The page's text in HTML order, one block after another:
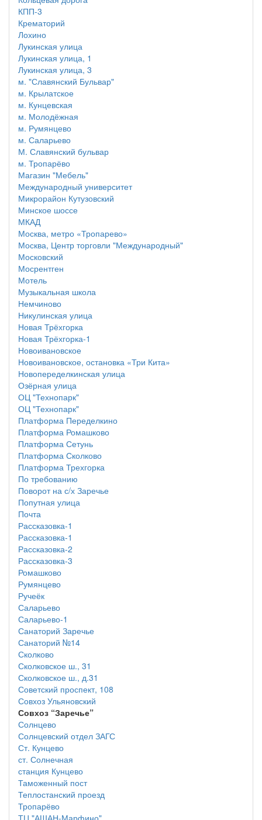
КПП-3
Крематорий
Лохино
Лукинская улица
Лукинская улица, 1
Лукинская улица, 3
м. "Славянский Бульвар"
м. Крылатское
м. Кунцевская
м. Молодёжная
м. Румянцево
м. Саларьево
М. Славянский бульвар
м. Тропарёво
Магазин "Мебель"
Международный университет
Микрорайон Кутузовский
Минское шоссе
МКАД
Москва, метро «Тропарево»
Москва, Центр торговли "Международный"
Московский
Мосрентген
Мотель
Музыкальная школа
Немчиново
Никулинская улица
Новая Трёхгорка
Новая Трёхгорка-1
Новоивановское
Новоивановское, остановка «Три Кита»
Новопеределкинская улица
Озёрная улица
ОЦ "Технопарк"
ОЦ "Технопарк"
Платформа Переделкино
Платформа Ромашково
Платформа Сетунь
Платформа Сколково
Платформа Трехгорка
По требованию
Поворот на с/х Заречье
Попутная улица
Почта
Рассказовка-1
Рассказовка-1
Рассказовка-2
Рассказовка-3
Ромашково
Румянцево
Ручеёк
Саларьево
Саларьево-1
Санаторий Заречье
Санаторий №14
Сколково
Сколковское ш., 31
Сколковское ш., д.31
Советский проспект, 108
Совхоз Ульяновский
Совхоз “Заречье”
Солнцево
Солнцевский отдел ЗАГС
Ст. Кунцево
ст. Солнечная
станция Кунцево
Таможенный пост
Теплостанский проезд
Тропарёво
ТЦ "АШАН-Марфино"